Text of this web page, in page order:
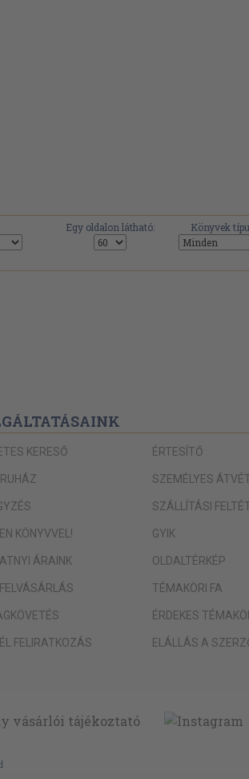
Egy oldalon látható: Könyvek
KERESŐ
KÖNYVVEL!
ÁRAINK
FELIRATKOZÁS
ÉRTESÍTŐ
SZEMÉLYES
SZÁLLÍTÁSI
GYIK
OLDALTÉRKÉP
TÉMAKÖRI FA
ÉRDEKES
ELÁLLÁS A